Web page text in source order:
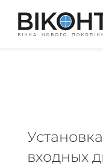
входных